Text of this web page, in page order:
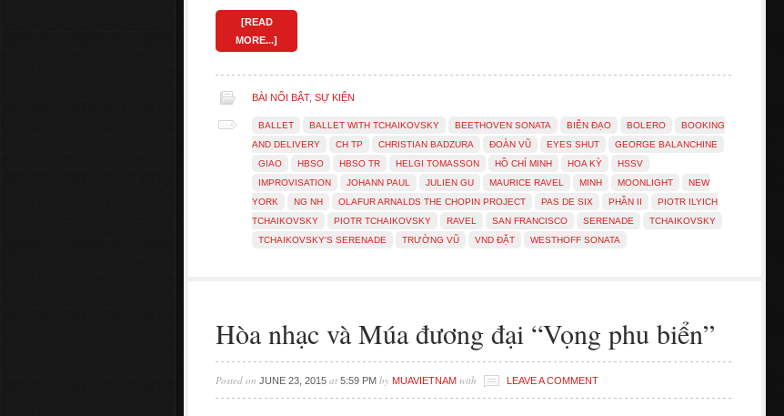
[READ
MORE...]
BÀI NỔI BẬT, SỰ KIỆN
BALLET BALLET WITH TCHAIKOVSKY BEETHOVEN SONATA BIÊN ĐẠO BOLERO
BOOKING
AND DELIVERY
CH TP CHRISTIAN BADZURA ĐOÀN VŨ EYES SHUT
GEORGE BALANCHINE
GIAO
HBSO HBSO TR HELGI TOMASSON HỒ CHÍ MINH HOA KỲ
HSSV
IMPROVISATION
JOHANN PAUL JULIEN GU MAURICE RAVEL MINH MOONLIGHT
NEW
YORK
NG NH OLAFUR ARNALDS THE CHOPIN PROJECT PAS DE SIX PHẦN II
PIOTR ILYICH
TCHAIKOVSKY
PIOTR TCHAIKOVSKY RAVEL SAN FRANCISCO SERENADE
TCHAIKOVSKY
TCHAIKOVSKY'S SERENADE
TRƯỜNG VŨ VND ĐẶT WESTHOFF SONATA
Hòa nhạc và Múa đương đại “Vọng phu biển”
Posted on JUNE 23, 2015 at 5:59 PM by MUAVIETNAM with LEAVE A COMMENT